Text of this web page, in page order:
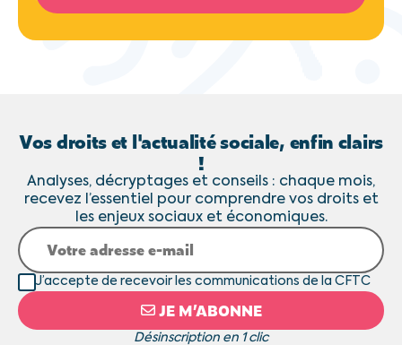
Vos droits et l'actualité sociale, enfin clairs
!
Analyses, décryptages et conseils : chaque mois,
recevez l’essentiel pour comprendre vos droits et
les enjeux sociaux et économiques.
JE M’ABONNE
Désinscription en 1 clic
J’accepte de recevoir les communications de la CFTC